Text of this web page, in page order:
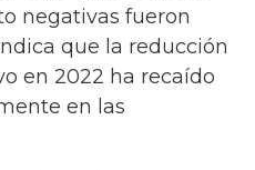
negativas fueron
que la reducción
en 2022 ha recaído
en las